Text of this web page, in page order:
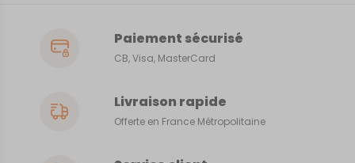
Paiement sécurisé
CB, Visa, MasterCard
Livraison rapide
Offerte en France Métropolitaine